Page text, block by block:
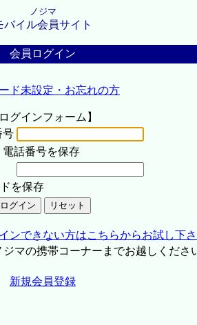
ノジマ
バイル会員サイト
会員ログイン
ド未設定・お忘れの方
ログインフォーム】
号
電話番号を保存
を保存
ンできない方はこちらからお試し下
マの携帯コーナーまでお越しくださ
新規会員登録